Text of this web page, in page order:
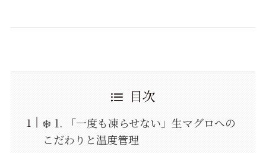
目次
❄️ 1. 「一度も凍らせない」生マグロへの
こだわりと温度管理